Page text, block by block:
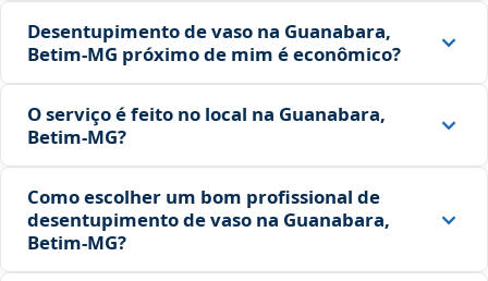
Desentupimento de vaso na Guanabara,
Betim‑MG próximo de mim é econômico?
O serviço é feito no local na Guanabara,
Betim‑MG?
Como escolher um bom profissional de
desentupimento de vaso na Guanabara,
Betim‑MG?